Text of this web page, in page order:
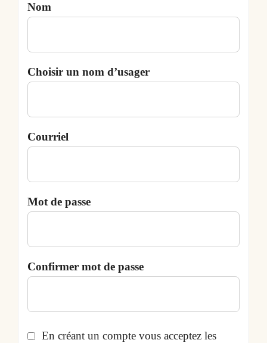
Nom
Choisir un nom d’usager
Courriel
Mot de passe
Confirmer mot de passe
En créant un compte vous acceptez les